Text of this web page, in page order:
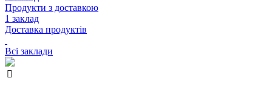
Продукти з доставкою
1 заклад
Доставка продуктів
Всі заклади